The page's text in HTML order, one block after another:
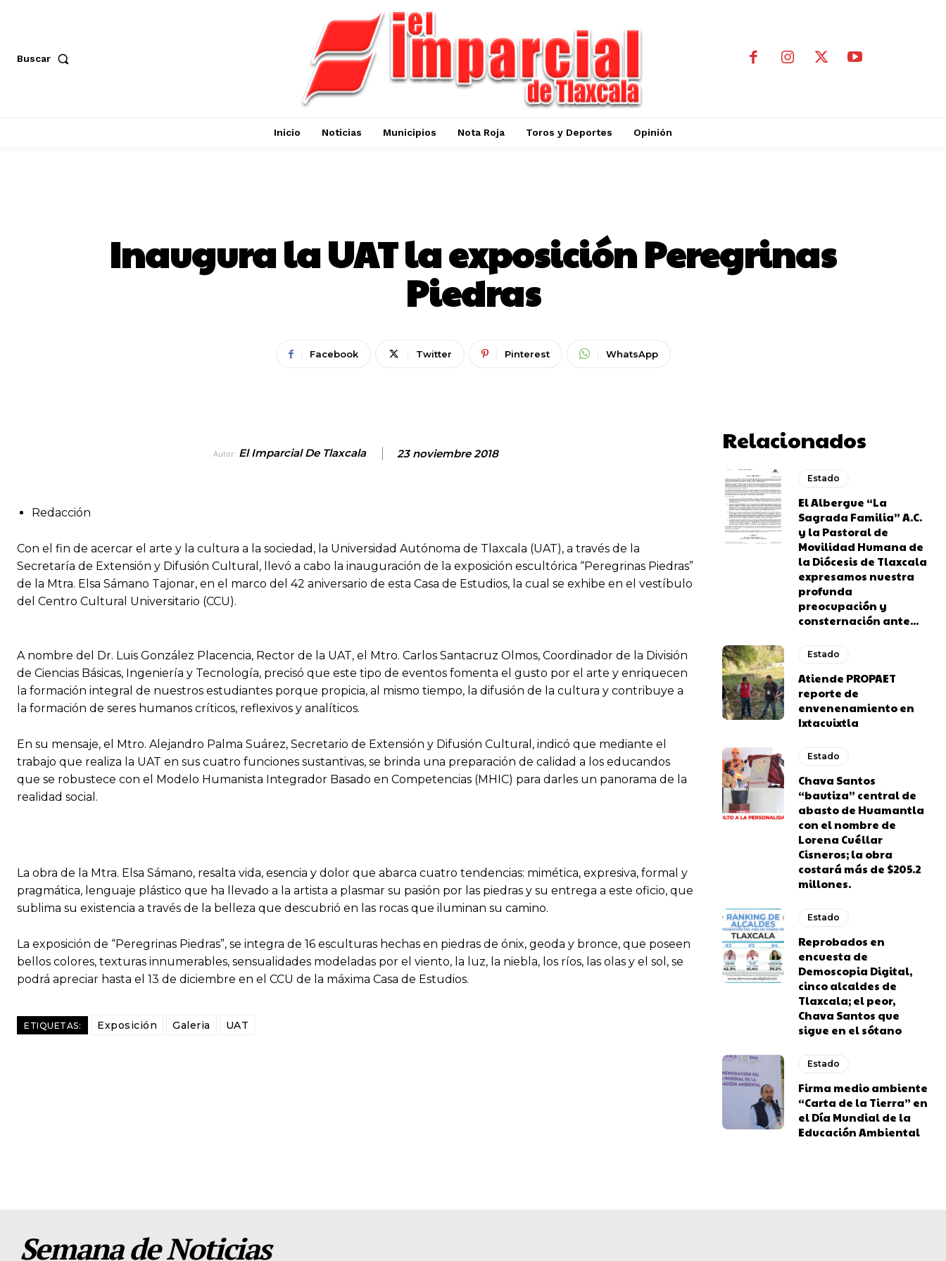
Buscar
Inicio Noticias Municipios Nota Roja Toros y Deportes Opinión
Inaugura la UAT la exposición Peregrinas
Piedras
Facebook Twitter Pinterest WhatsApp
Autor: El Imparcial De Tlaxcala 23 noviembre 2018
Redacción
Con el fin de acercar el arte y la cultura a la sociedad, la Universidad Autónoma de Tlaxcala (UAT), a través de la
Secretaría de Extensión y Difusión Cultural, llevó a cabo la inauguración de la exposición escultórica “Peregrinas Piedras”
de la Mtra. Elsa Sámano Tajonar, en el marco del 42 aniversario de esta Casa de Estudios, la cual se exhibe en el vestíbulo
del Centro Cultural Universitario (CCU).
A nombre del Dr. Luis González Placencia, Rector de la UAT, el Mtro. Carlos Santacruz Olmos, Coordinador de la División
de Ciencias Básicas, Ingeniería y Tecnología, precisó que este tipo de eventos fomenta el gusto por el arte y enriquecen
la formación integral de nuestros estudiantes porque propicia, al mismo tiempo, la difusión de la cultura y contribuye a
la formación de seres humanos críticos, reflexivos y analíticos.
En su mensaje, el Mtro. Alejandro Palma Suárez, Secretario de Extensión y Difusión Cultural, indicó que mediante el
trabajo que realiza la UAT en sus cuatro funciones sustantivas, se brinda una preparación de calidad a los educandos
que se robustece con el Modelo Humanista Integrador Basado en Competencias (MHIC) para darles un panorama de la
realidad social.
La obra de la Mtra. Elsa Sámano, resalta vida, esencia y dolor que abarca cuatro tendencias: mimética, expresiva, formal y
pragmática, lenguaje plástico que ha llevado a la artista a plasmar su pasión por las piedras y su entrega a este oficio, que
sublima su existencia a través de la belleza que descubrió en las rocas que iluminan su camino.
La exposición de “Peregrinas Piedras”, se integra de 16 esculturas hechas en piedras de ónix, geoda y bronce, que poseen
bellos colores, texturas innumerables, sensualidades modeladas por el viento, la luz, la niebla, los ríos, las olas y el sol, se
podrá apreciar hasta el 13 de diciembre en el CCU de la máxima Casa de Estudios.
ETIQUETAS: Exposición Galeria UAT
Relacionados
Estado
El Albergue “La
Sagrada Familia” A.C.
y la Pastoral de
Movilidad Humana de
la Diócesis de Tlaxcala
expresamos nuestra
profunda
preocupación y
consternación ante...
Estado
Atiende PROPAET
reporte de
envenenamiento en
Ixtacuixtla
Estado
Chava Santos
“bautiza” central de
abasto de Huamantla
con el nombre de
Lorena Cuéllar
Cisneros; la obra
costará más de $205.2
millones.
Estado
Reprobados en
encuesta de
Demoscopia Digital,
cinco alcaldes de
Tlaxcala; el peor,
Chava Santos que
sigue en el sótano
Estado
Firma medio ambiente
“Carta de la Tierra” en
el Día Mundial de la
Educación Ambiental
Semana de Noticias